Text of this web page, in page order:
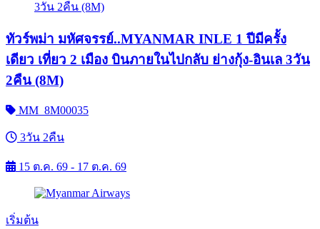
ทัวร์พม่า มหัศจรรย์..MYANMAR INLE 1 ปีมีครั้ง
เดียว เที่ยว 2 เมือง บินภายในไปกลับ ย่างกุ้ง-อินเล 3วัน
2คืน (8M)
MM_8M00035
3วัน 2คืน
15 ต.ค. 69 - 17 ต.ค. 69
เริ่มต้น